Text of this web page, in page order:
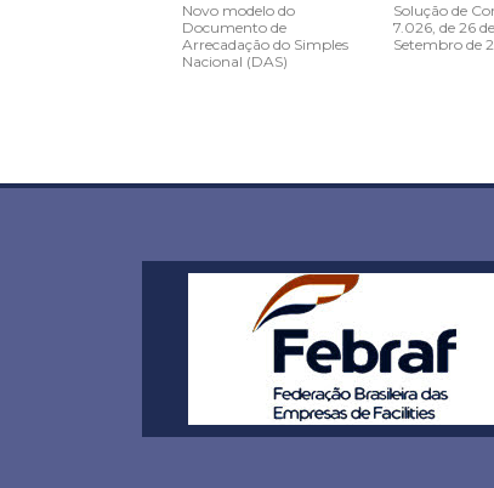
Novo modelo do
Documento de
Arrecadação do Simples
Nacional (DAS)
Solução de
7.026, de 26 de
Setembro de